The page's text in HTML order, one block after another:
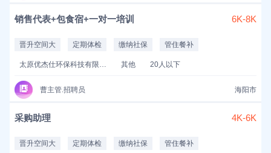
销售代表+包食宿+一对一培训 6K-8K
晋升空间大 定期体检 缴纳社保 管住餐补
太原优杰仕环保科技有限公司 其他 20人以下
曹主管.招聘员 海阳市
采购助理 4K-6K
晋升空间大 定期体检 缴纳社保 管住餐补